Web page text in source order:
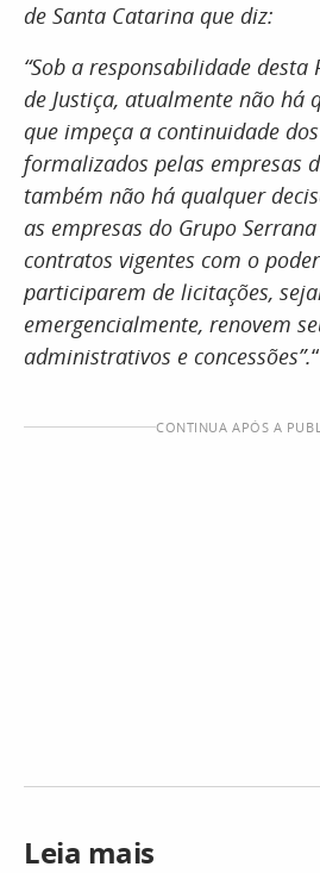
de Santa Catarina que diz:
“Sob a responsabilidade
de Justiça, atualmente não há
que impeça a continuidade
formalizados pelas empresas
também não há qualquer
as empresas do Grupo
contratos vigentes com o
participarem de licitações,
emergencialmente, renovem
administrativos e concessões”.“
CONTINUA APÓS A
Leia mais